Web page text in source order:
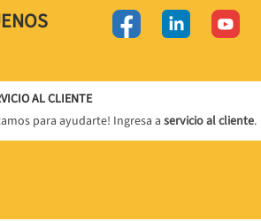
AL CLIENTE
para ayudarte! Ingresa a servicio al cliente.